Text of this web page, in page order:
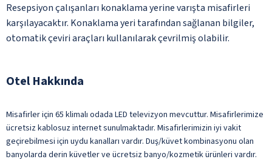
Resepsiyon çalışanları konaklama yerine varışta misafirleri
karşılayacaktır. Konaklama yeri tarafından sağlanan bilgiler,
otomatik çeviri araçları kullanılarak çevrilmiş olabilir.
Otel Hakkında
Misafirler için 65 klimalı odada LED televizyon mevcuttur. Misafirlerimize
ücretsiz kablosuz internet sunulmaktadır. Misafirlerimizin iyi vakit
geçirebilmesi için uydu kanalları vardır. Duş/küvet kombinasyonu olan
banyolarda derin küvetler ve ücretsiz banyo/kozmetik ürünleri vardır.